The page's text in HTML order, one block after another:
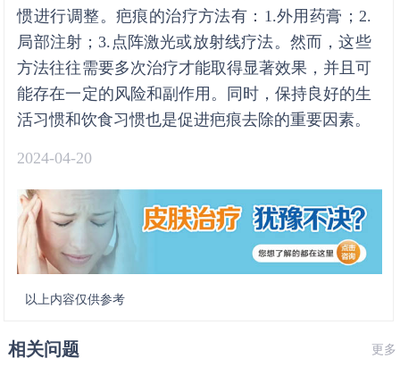
惯进行调整。疤痕的治疗方法有：1.外用药膏；2.
局部注射；3.点阵激光或放射线疗法。然而，这些
方法往往需要多次治疗才能取得显著效果，并且可
能存在一定的风险和副作用。同时，保持良好的生
活习惯和饮食习惯也是促进疤痕去除的重要因素。
2024-04-20
以上内容仅供参考
相关问题 更多